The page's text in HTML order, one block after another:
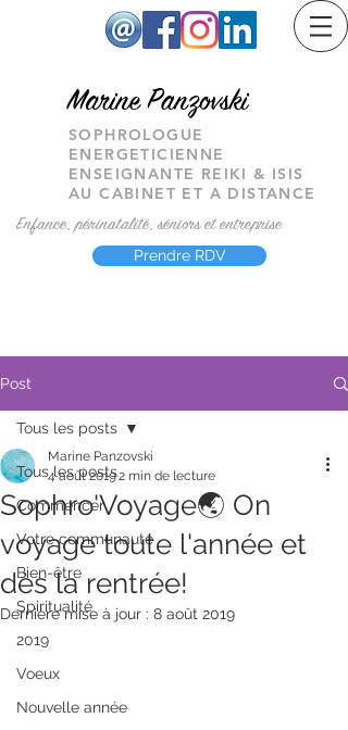
Marine Panzovski
SOPHROLOGUE
ENERGETICIENNE
ENSEIGNANTE REIKI & ISIS
AU CABINET ET A DISTANCE
Enfance, périnatalité, séniors et entreprise
Prendre RDV
Post
Tous les posts
Commencer
Votre communauté
Bien-être
Spiritualité
2019
Voeux
Nouvelle année
Tous les posts
Sophro'Voyage🌏 On
voyage toute l'année et
dès la rentrée!
Marine Panzovski
4 août 20192 min de lecture
Dernière mise à jour : 8 août 2019